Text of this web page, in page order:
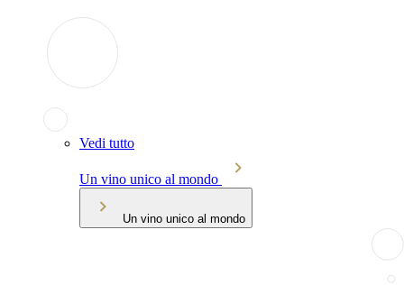
Vedi tutto
Un vino unico al mondo
Un vino unico al mondo